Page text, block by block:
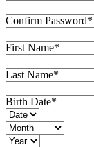
Confirm Password*
First Name*
Last Name*
Birth Date*